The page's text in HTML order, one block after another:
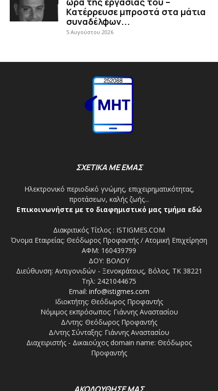
Κατέρρευσε μπροστά στα μάτια
συναδέλφων...
5 Αυγούστου 2026
ΣΧΕΤΙΚΑ ΜΕ ΕΜΑΣ
Ηλεκτρονικό περιοδικό γνώμης, επιχειρηματικότητας,
προτάσεων, καλής ζωής...
Επικοινωνήστε με το διαφημιστικό μας τμήμα εδώ
Διακριτικός Τίτλος : ISTIGMES.COM
Όνομα Εταιρείας: Θεόδωρος Προφαντής / Ατομική Επιχείρηση
ΑΦΜ: 160439799
ΔΟΥ: ΒΟΛΟΥ
Διεύθυνση: Αντιγονιδών - Ξενοκράτους, Βόλος, ΤΚ 38221
Τηλ: 2421044675
Email: info@istigmes.com
Ιδιοκτήτης: Θεόδωρος Προφαντής
Νόμιμος εκπρόσωπος: Γιάννης Αναστασίου
Δ/ντης: Θεόδωρος Προφαντής
Δ/ντης Σύνταξης: Γιάννης Αναστασίου
Διαχειριστής - Δικαιούχος domain name: Θεόδωρος
Προφαντής